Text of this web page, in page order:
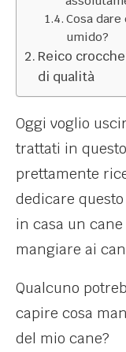
Cosa
umido?
Reico
di qualità
Oggi voglio
trattati in
prettamente
dedicare
in casa un
mangiare ai
Qualcuno
capire cosa
del mio cane?